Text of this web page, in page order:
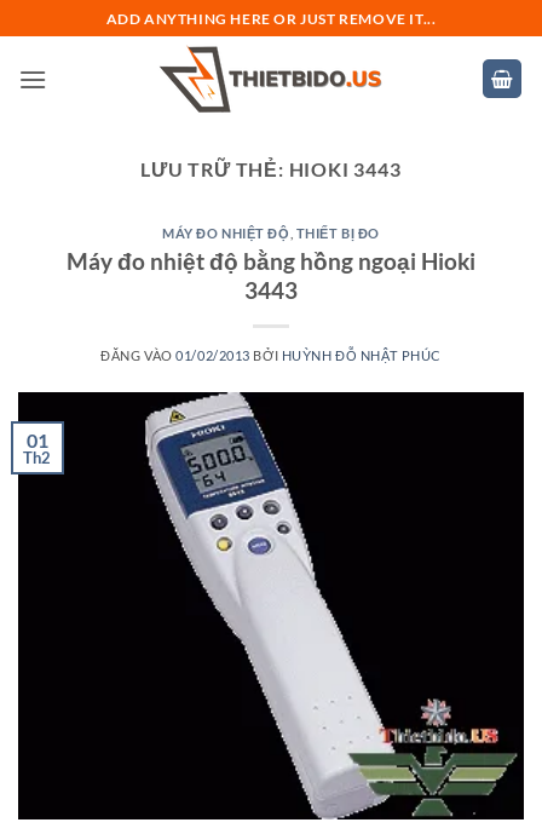
qua
nội
ADD ANYTHING HERE OR JUST REMOVE IT...
LƯU TRỮ THẺ: HIOKI 3443
MÁY ĐO NHIỆT ĐỘ THIẾT BỊ ĐO
Máy đo nhiệt độ bằng hồng ngoại Hioki
3443
ĐĂNG VÀO01/02/2013 BỞI HUỲNH ĐỖ NHẬT PHÚC
01
Th2